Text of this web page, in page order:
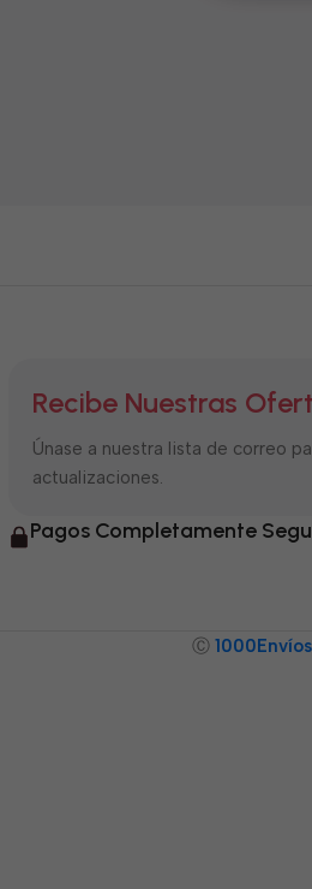
Recibe Nuestras
Únase a nuestra lista de correo
actualizaciones.
Pagos Completamente
Ⓒ 1000Envíos